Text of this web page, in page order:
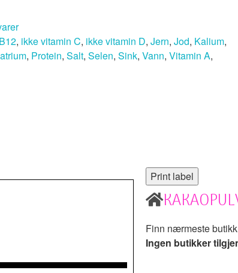
, ikke vitamin C, ikke vitamin D, Jern, Jod, Kalium,
, Protein, Salt, Selen, Sink, Vann, Vitamin A,
Finn nærmeste
Ingen butikker